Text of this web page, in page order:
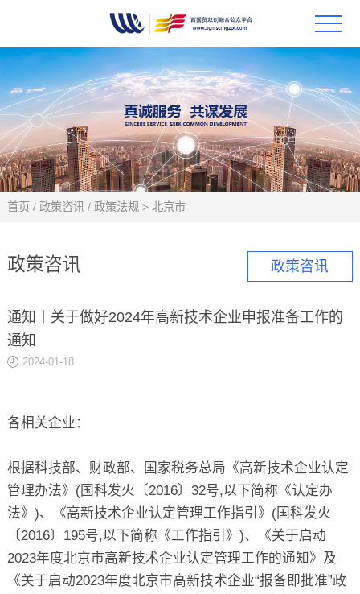
首页
政策
科技
合作
创新
政策咨讯
首页 / 政策咨讯 / 政策法规> 北京市
政策咨讯
通知丨关于做好2024年高新技术企业申报准备工作的
通知
2024-01-18
各相关企业：
根据科技部、财政部、国家税务总局 《高新技术企业认定
管理办法》 (国科发火〔2016〕32号,以下简称《认定办
法》)、
《高新技术企业认定管理工作指引》 (国科发火
〔2016〕195号,以下简称《工作指引》)、《关于启动
2023年度北京市高新技术企业认定管理工作的通知》及
《关于启动2023年度北京市高新技术企业“报备即批准”政